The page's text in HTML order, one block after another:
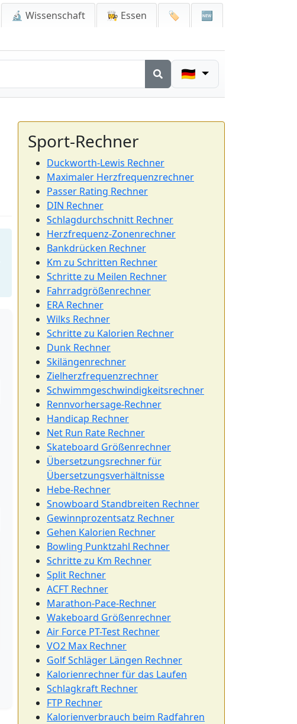
🔬 Wissenschaft 👩‍🍳 Essen 🏷️
🆕
🇩🇪
Sport-Rechner
Duckworth-Lewis Rechner
Maximaler Herzfrequenzrechner
Passer Rating Rechner
DIN Rechner
Schlagdurchschnitt Rechner
Herzfrequenz-Zonenrechner
Bankdrücken Rechner
Km zu Schritten Rechner
Schritte zu Meilen Rechner
Fahrradgrößenrechner
ERA Rechner
Wilks Rechner
Schritte zu Kalorien Rechner
Dunk Rechner
Skilängenrechner
Zielherzfrequenzrechner
Schwimmgeschwindigkeitsrechner
Rennvorhersage-Rechner
Handicap Rechner
Net Run Rate Rechner
Skateboard Größenrechner
Übersetzungsrechner für
Übersetzungsverhältnisse
Hebe-Rechner
Snowboard Standbreiten Rechner
Gewinnprozentsatz Rechner
Gehen Kalorien Rechner
Bowling Punktzahl Rechner
Schritte zu Km Rechner
Split Rechner
ACFT Rechner
Marathon-Pace-Rechner
Wakeboard Größenrechner
Air Force PT-Test Rechner
VO2 Max Rechner
Golf Schläger Längen Rechner
Kalorienrechner für das Laufen
Schlagkraft Rechner
FTP Rechner
Kalorienverbrauch beim Radfahren